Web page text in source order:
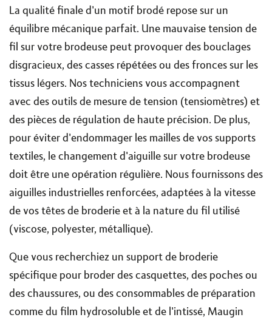
La qualité finale d'un motif brodé repose sur un
équilibre mécanique parfait. Une mauvaise tension de
fil sur votre brodeuse peut provoquer des bouclages
disgracieux, des casses répétées ou des fronces sur les
tissus légers. Nos techniciens vous accompagnent
avec des outils de mesure de tension (tensiomètres) et
des pièces de régulation de haute précision. De plus,
pour éviter d'endommager les mailles de vos supports
textiles, le changement d'aiguille sur votre brodeuse
doit être une opération régulière. Nous fournissons des
aiguilles industrielles renforcées, adaptées à la vitesse
de vos têtes de broderie et à la nature du fil utilisé
(viscose, polyester, métallique).
Que vous recherchiez un support de broderie
spécifique pour broder des casquettes, des poches ou
des chaussures, ou des consommables de préparation
comme du film hydrosoluble et de l'intissé, Maugin